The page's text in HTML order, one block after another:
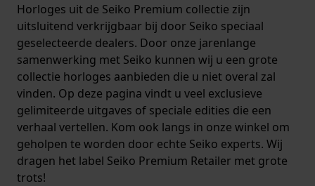
Horloges uit de Seiko Premium collectie zijn
uitsluitend verkrijgbaar bij door Seiko speciaal
geselecteerde dealers. Door onze jarenlange
samenwerking met Seiko kunnen wij u een grote
collectie horloges aanbieden die u niet overal zal
vinden. Op deze pagina vindt u veel exclusieve
gelimiteerde uitgaves of speciale edities die een
verhaal vertellen. Kom ook langs in onze winkel om
geholpen te worden door echte Seiko experts. Wij
dragen het label Seiko Premium Retailer met grote
trots!